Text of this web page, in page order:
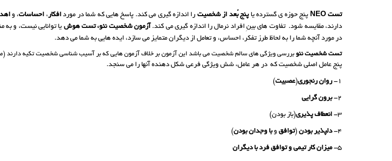
تست NEO پنج حوزه ی گسترده یاپنج بُعد از شخصیت را اندازه گیری می کند. پاسخ هایی که شما در موردافکار ، احساسات، و
دارند، مقایسه شود. تفاوت های بینِ افراد نرمال را اندازه گیری می کند. آزمون شخصیت نئو، تست هوش یا توانایی نیست، و
در مورد آنچه شما را به لحاظ طرز تفکر، احساس، و تعامل از دیگران متمایز می سازد، ایده هایی به شما می دهد.
تست شخصیت نئو بررسی ویژگی های سالم شخصیت می باشد این آزمون بر خلاف آزمون هایی که بر آسیب شناسی شخصیت تکیه دارند
پنج عامل اصلی شخصیت که در هر عامل، شش ویژگی فرعی شکل دهنده آنها را می سنجد.
1- روان رنجوری(عصبیت)
2- برون گرایی
3- انعطاف پذیری(باز بودن)
4- دلپذیر بودن (توافق وبا وجدان بودن)
5- میزان کار تیمی و توافق فرد با دیگران